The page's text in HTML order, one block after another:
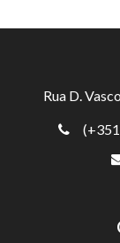
Rua D.